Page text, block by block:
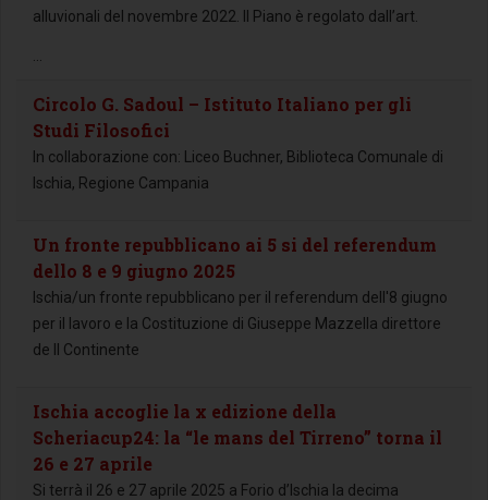
alluvionali del novembre 2022. Il Piano è regolato dall’art.
Circolo G. Sadoul – Istituto Italiano per gli
Studi Filosofici
In collaborazione con: Liceo Buchner, Biblioteca Comunale di
Ischia, Regione Campania
Un fronte repubblicano ai 5 si del referendum
dello 8 e 9 giugno 2025
Ischia/un fronte repubblicano per il referendum dell'8 giugno
per il lavoro e la Costituzione di Giuseppe Mazzella direttore
de Il Continente
Ischia accoglie la x edizione della
Scheriacup24: la “le mans del Tirreno” torna il
26 e 27 aprile
Si terrà il 26 e 27 aprile 2025 a Forio d’Ischia la decima